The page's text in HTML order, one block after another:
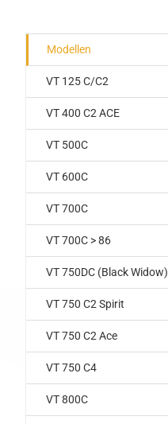
Modellen
VT 125 C/C2
VT 400 C2 ACE
VT 500C
VT 600C
VT 700C
VT 700C > 86
VT 750DC (Black Widow)
VT 750 C2 Spirit
VT 750 C2 Ace
VT 750 C4
VT 800C